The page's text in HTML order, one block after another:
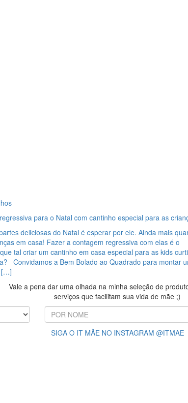
para o Natal com cantinho especial para as
deliciosas do Natal é esperar por ele. Ainda mais
em casa! Fazer a contagem regressiva com elas é o
tal criar um cantinho em casa especial para as kids
Convidamos a Bem Bolado ao Quadrado para montar
[…]
Vale a pena dar uma olhada na minha seleção de
serviços que facilitam sua vida de mãe ;)
SIGA O IT MÃE NO INSTAGRAM @ITMAE